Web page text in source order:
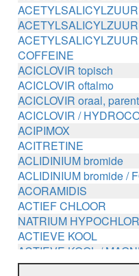
COFFEINE
ACICLOVIR topisch
ACICLOVIR oftalmo
ACICLOVIR oraal,
ACICLOVIR /
ACIPIMOX
ACITRETINE
ACLIDINIUM bromide
ACLIDINIUM bromide /
ACORAMIDIS
ACTIEF CHLOOR
NATRIUM
ACTIEVE KOOL
ACTIEVE KOOL /
METHENAMINE